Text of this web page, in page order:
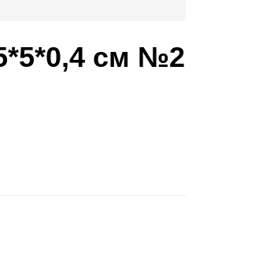
см №2